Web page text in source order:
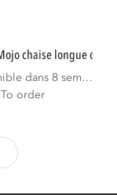
mojo chaise longue
Disponible dans 8 semaines
To order